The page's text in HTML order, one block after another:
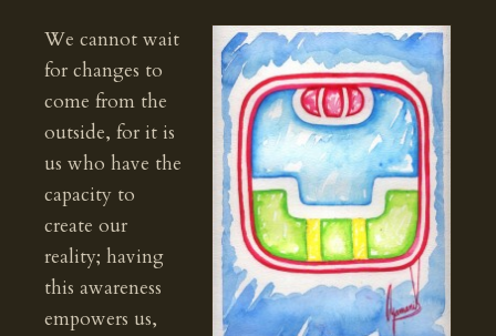
We cannot wait
for changes to
come from the
outside, for it is
us who have the
capacity to
create our
reality; having
this awareness
empowers us,